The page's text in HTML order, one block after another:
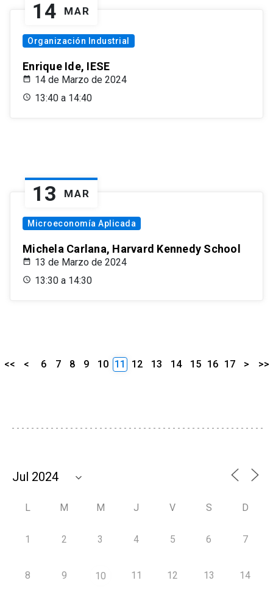
14 MAR
Organización Industrial
Enrique Ide, IESE
14 de Marzo de 2024
13:40 a 14:40
13 MAR
Microeconomía Aplicada
Michela Carlana, Harvard Kennedy School
13 de Marzo de 2024
13:30 a 14:30
<< < 6 7 8 9 10 11 12 13 14 15 16 17 > >>
L M M J V S D
1 2 3 4 5 6 7
8 9 10 11 12 13 14